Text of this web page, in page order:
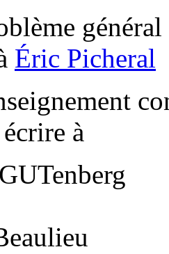
Éric Picheral
à